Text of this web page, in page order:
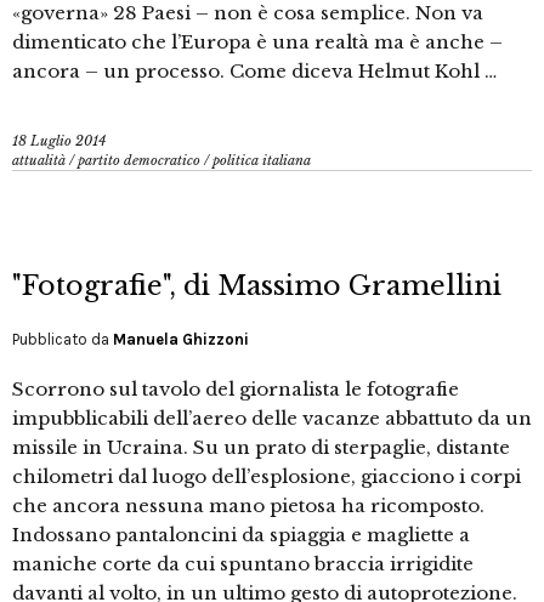
«governa» 28 Paesi – non è cosa semplice. Non va
dimenticato che l’Europa è una realtà ma è anche –
ancora – un processo. Come diceva Helmut Kohl …
18 Luglio 2014
attualità /partito democratico /politica italiana
"Fotografie", di Massimo Gramellini
Pubblicato da Manuela Ghizzoni
Scorrono sul tavolo del giornalista le fotografie
impubblicabili dell’aereo delle vacanze abbattuto da un
missile in Ucraina. Su un prato di sterpaglie, distante
chilometri dal luogo dell’esplosione, giacciono i corpi
che ancora nessuna mano pietosa ha ricomposto.
Indossano pantaloncini da spiaggia e magliette a
maniche corte da cui spuntano braccia irrigidite
davanti al volto, in un ultimo gesto di autoprotezione.